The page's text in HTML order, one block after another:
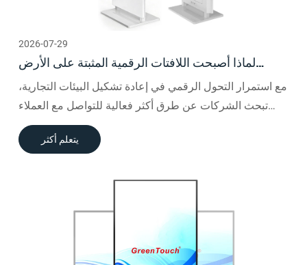
2026-07-29
لماذا أصبحت اللافتات الرقمية المثبتة على الأرض
مقاس 43-55 بوصة هي الخيار المفضل لشاشات
العرض التجارية الذكية
مع استمرار التحول الرقمي في إعادة تشكيل البيئات التجارية،
تبحث الشركات عن طرق أكثر فعالية للتواصل مع العملاء
يتعلم أكثر